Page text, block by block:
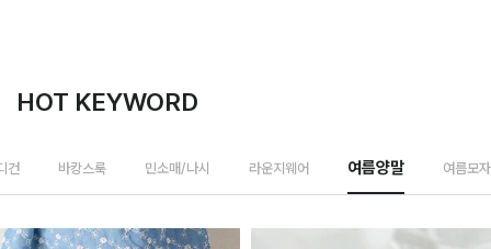
HOT KEYWORD
건 바캉스룩 민소매/나시 라운지웨어 여름양말 여름모자